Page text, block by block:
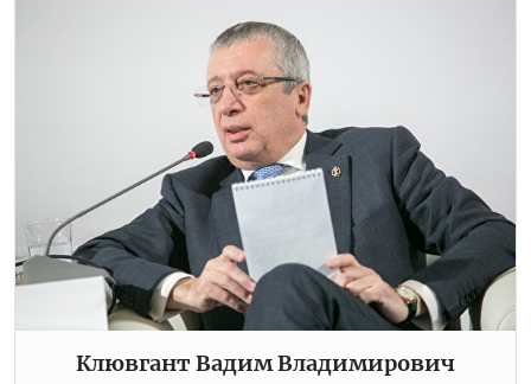
Клювгант Вадим Владимирович